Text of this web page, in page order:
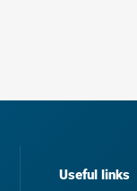
Useful links